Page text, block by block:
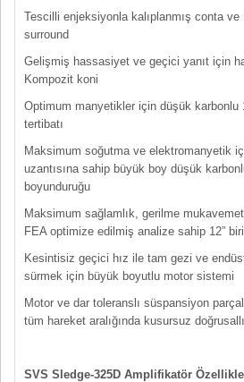
Tescilli enjeksiyonla kalıplanmış conta ve
surround
Gelişmiş hassasiyet ve geçici yanıt için
Kompozit koni
Optimum manyetikler için düşük karbonlu
tertibatı
Maksimum soğutma ve elektromanyetik
uzantısına sahip büyük boy düşük
boyunduruğu
Maksimum sağlamlık, gerilme
FEA optimize edilmiş analize sahip 12”
Kesintisiz geçici hız ile tam gezi ve
sürmek için büyük boyutlu motor sistemi
Motor ve dar toleranslı süspansiyon
tüm hareket aralığında kusursuz
SVS Sledge-325D Amplifikatör